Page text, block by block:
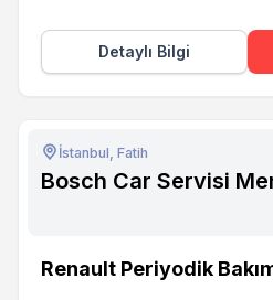
Detaylı Bilgi
İstanbul, Fatih
Bosch Car Servisi
Renault Periyodik